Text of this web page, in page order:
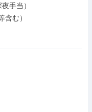
手当）
含む）